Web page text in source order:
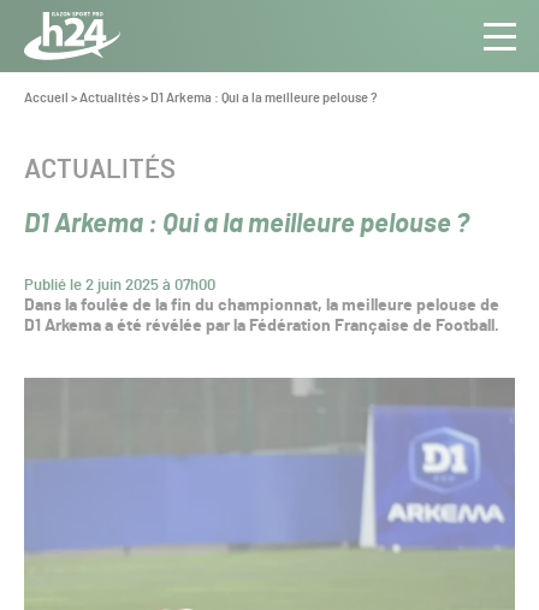
Panneau de gestion des cookies
Aller au contenu
Toute
l’info
Pro
Vous
Accueil >Actualités> D1 Arkema : Qui a la meilleure pelouse ?
D1 Arkema : Qui a la meilleure pelouse ?
Publié le 2 juin 2025 à 07h00
CATÉGORIE :
ACTUALITÉS
Dans la foulée de la fin du championnat, la meilleure pelouse de
D1 Arkema a été révélée par la Fédération Française de Football.